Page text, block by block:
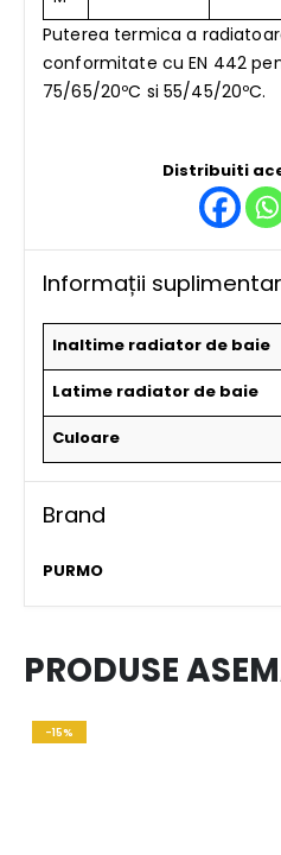
Puterea termica a
conformitate cu EN 442
75/65/20ºC si 55/45/20ºC.
Distribuiti
Informații
Inaltime radiator de baie
Latime radiator de baie
Culoare
Brand
PURMO
PRODUSE
-15%